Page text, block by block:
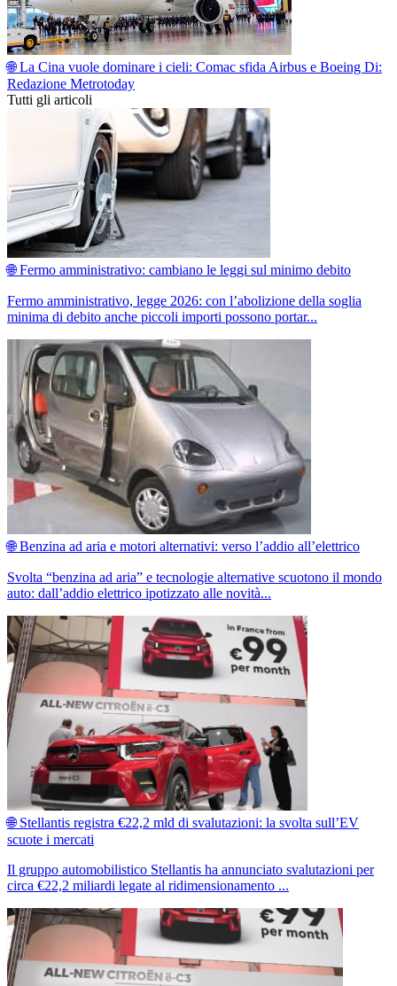
🌐 La Cina vuole dominare i cieli: Comac sfida Airbus e Boeing Di:
Redazione Metrotoday
Tutti gli articoli
🌐 Fermo amministrativo: cambiano le leggi sul minimo debito
Fermo amministrativo, legge 2026: con l’abolizione della soglia
minima di debito anche piccoli importi possono portar...
🌐 Benzina ad aria e motori alternativi: verso l’addio all’elettrico
Svolta “benzina ad aria” e tecnologie alternative scuotono il mondo
auto: dall’addio elettrico ipotizzato alle novità...
🌐 Stellantis registra €22,2 mld di svalutazioni: la svolta sull’EV
scuote i mercati
Il gruppo automobilistico Stellantis ha annunciato svalutazioni per
circa €22,2 miliardi legate al ridimensionamento ...